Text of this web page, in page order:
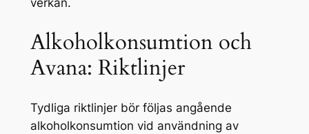
verkan.
Alkoholkonsumtion och
Avana: Riktlinjer
Tydliga riktlinjer bör följas angående
alkoholkonsumtion vid användning av